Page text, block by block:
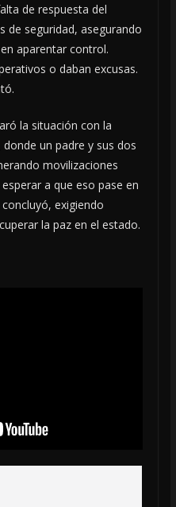
de respuesta del
de seguridad, asegurando
aparentar control.
o daban excusas.
la situación con la
un padre y sus dos
movilizaciones
a que eso pase en
exigiendo
la paz en el estado.